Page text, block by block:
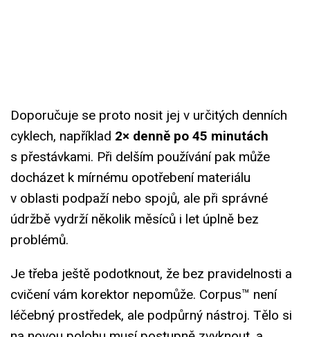
Doporučuje se proto nosit jej v určitých denních
cyklech, například 2× denně po 45 minutách
s přestávkami. Při delším používání pak může
docházet k mírnému opotřebení materiálu
v oblasti podpaží nebo spojů, ale při správné
údržbě vydrží několik měsíců i let úplně bez
problémů.
Je třeba ještě podotknout, že bez pravidelnosti a
cvičení vám korektor nepomůže. Corpus™ není
léčebný prostředek, ale podpůrný nástroj. Tělo si